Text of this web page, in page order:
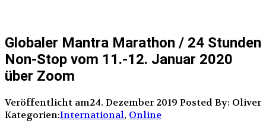
Globaler Mantra Marathon / 24 Stunden
Non-Stop vom 11.-12. Januar 2020
über Zoom
Veröffentlicht am24. Dezember 2019 Posted By: Oliver
Kategorien:International, Online